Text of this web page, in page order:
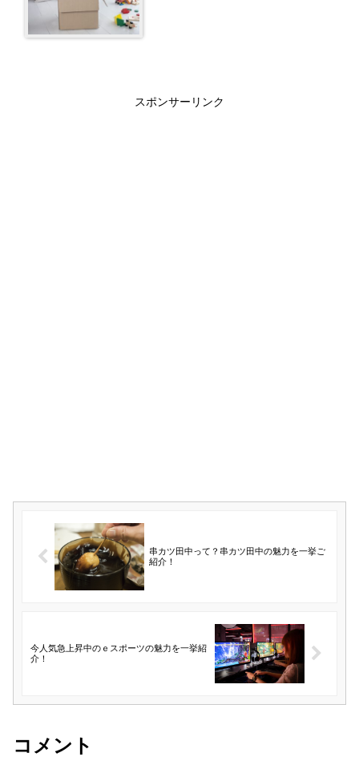
スポンサーリンク
串カツ田中って？串カツ田中の魅力を一挙ご
紹介！
今人気急上昇中のｅスポーツの魅力を一挙紹
介！
コメント